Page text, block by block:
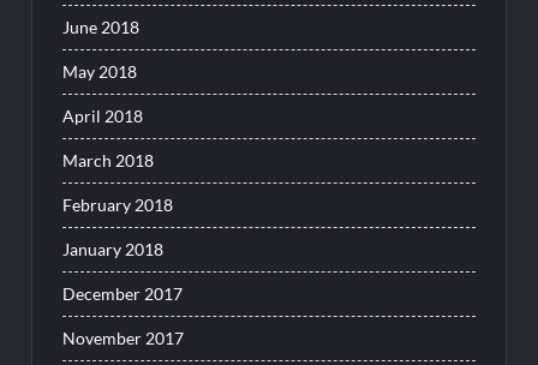
June 2018
May 2018
April 2018
March 2018
February 2018
January 2018
December 2017
November 2017